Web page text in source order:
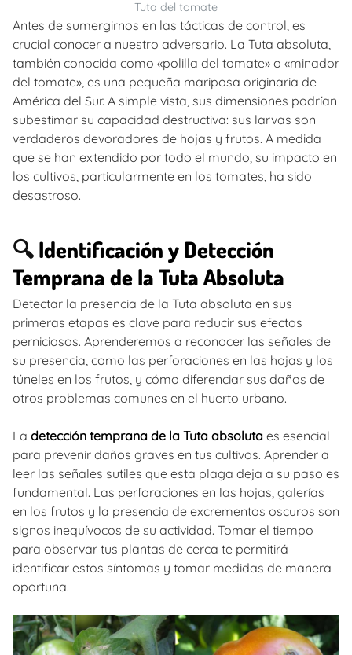
Tuta del tomate
Antes de sumergirnos en las tácticas de control, es
crucial conocer a nuestro adversario. La Tuta absoluta,
también conocida como «polilla del tomate» o «minador
del tomate», es una pequeña mariposa originaria de
América del Sur. A simple vista, sus dimensiones podrían
subestimar su capacidad destructiva: sus larvas son
verdaderos devoradores de hojas y frutos. A medida
que se han extendido por todo el mundo, su impacto en
los cultivos, particularmente en los tomates, ha sido
desastroso.
🔍Identificación y Detección
Temprana de la Tuta Absoluta
Detectar la presencia de la Tuta absoluta en sus
primeras etapas es clave para reducir sus efectos
perniciosos. Aprenderemos a reconocer las señales de
su presencia, como las perforaciones en las hojas y los
túneles en los frutos, y cómo diferenciar sus daños de
otros problemas comunes en el huerto urbano.
La detección temprana de la Tuta absoluta es esencial
para prevenir daños graves en tus cultivos. Aprender a
leer las señales sutiles que esta plaga deja a su paso es
fundamental. Las perforaciones en las hojas, galerías
en los frutos y la presencia de excrementos oscuros son
signos inequívocos de su actividad. Tomar el tiempo
para observar tus plantas de cerca te permitirá
identificar estos síntomas y tomar medidas de manera
oportuna.